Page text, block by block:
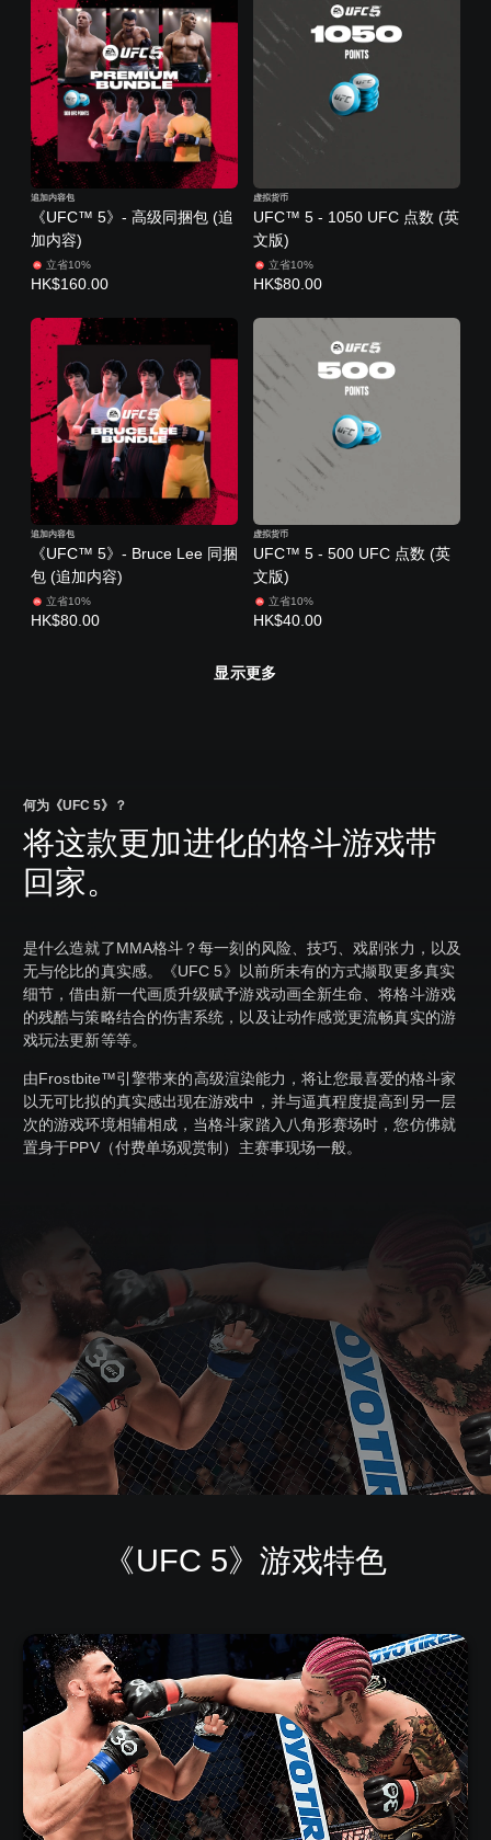
《UFC™ 5》- 高级同捆包 (追
加内容)
追加内容包
立省10%
HK$160.00
UFC™ 5 - 1050 UFC 点数 (英
文版)
虚拟货币
立省10%
HK$80.00
《UFC™ 5》- Bruce Lee 同捆
包 (追加内容)
追加内容包
立省10%
HK$80.00
UFC™ 5 - 500 UFC 点数 (英
文版)
虚拟货币
立省10%
HK$40.00
显示更多
何为《UFC 5》？
将这款更加进化的格斗游戏带
回家。
是什么造就了MMA格斗？每一刻的风险、技巧、戏剧张力，以及
无与伦比的真实感。《UFC 5》以前所未有的方式撷取更多真实
细节，借由新一代画质升级赋予游戏动画全新生命、将格斗游戏
的残酷与策略结合的伤害系统，以及让动作感觉更流畅真实的游
戏玩法更新等等。
由Frostbite™引擎带来的高级渲染能力，将让您最喜爱的格斗家
以无可比拟的真实感出现在游戏中，并与逼真程度提高到另一层
次的游戏环境相辅相成，当格斗家踏入八角形赛场时，您仿佛就
置身于PPV（付费单场观赏制）主赛事现场一般。
《UFC 5》游戏特色